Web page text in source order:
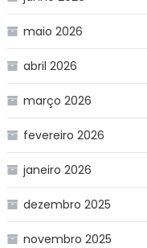
maio 2026
abril 2026
março 2026
fevereiro 2026
janeiro 2026
dezembro 2025
novembro 2025